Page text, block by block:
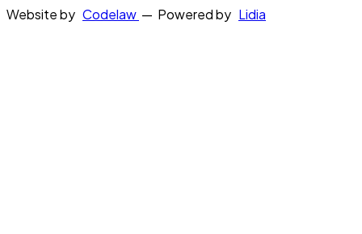
Website by Codelaw — Powered by Lidia